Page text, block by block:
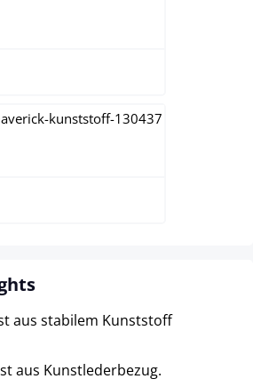
aus stabilem Kunststoff
aus Kunstlederbezug.